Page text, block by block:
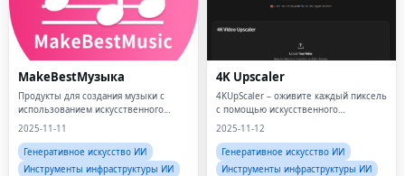
MakeBestМузыка
Продукты для создания музыки с
использованием искусственного
интеллекта.
2025-11-11
Генеративное искусство ИИ
Инструменты инфраструктуры ИИ
4K Upscaler
4KUpScaler – оживите каждый пиксель
с помощью искусственного
интеллекта
2025-11-12
Генеративное искусство ИИ
Инструменты инфраструктуры ИИ